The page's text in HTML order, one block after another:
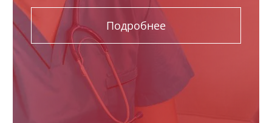
Подробнее